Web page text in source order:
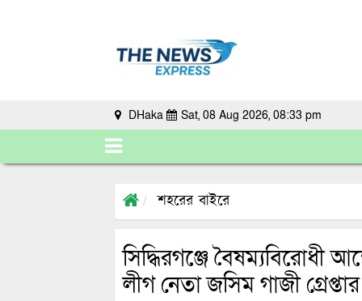
DHaka Sat, 08 Aug 2026, 08:33 pm
শহরের বাইরে
সিদ্ধিরগঞ্জে
লীগ নেতা জসিম গাজী গ্রেপ্তার